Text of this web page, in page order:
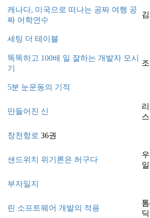
캐나다, 미국으로 떠나는 공짜 여행 공
짜 어학연수
세팅 더 테이블
똑똑하고 100배 일 잘하는 개발자 모시
기
5분 눈운동의 기적
만들어진 신
스
창천항로 36권
샌드위치 위기론은 허구다
일
부자일지
린 소프트웨어 개발의 적용
딕